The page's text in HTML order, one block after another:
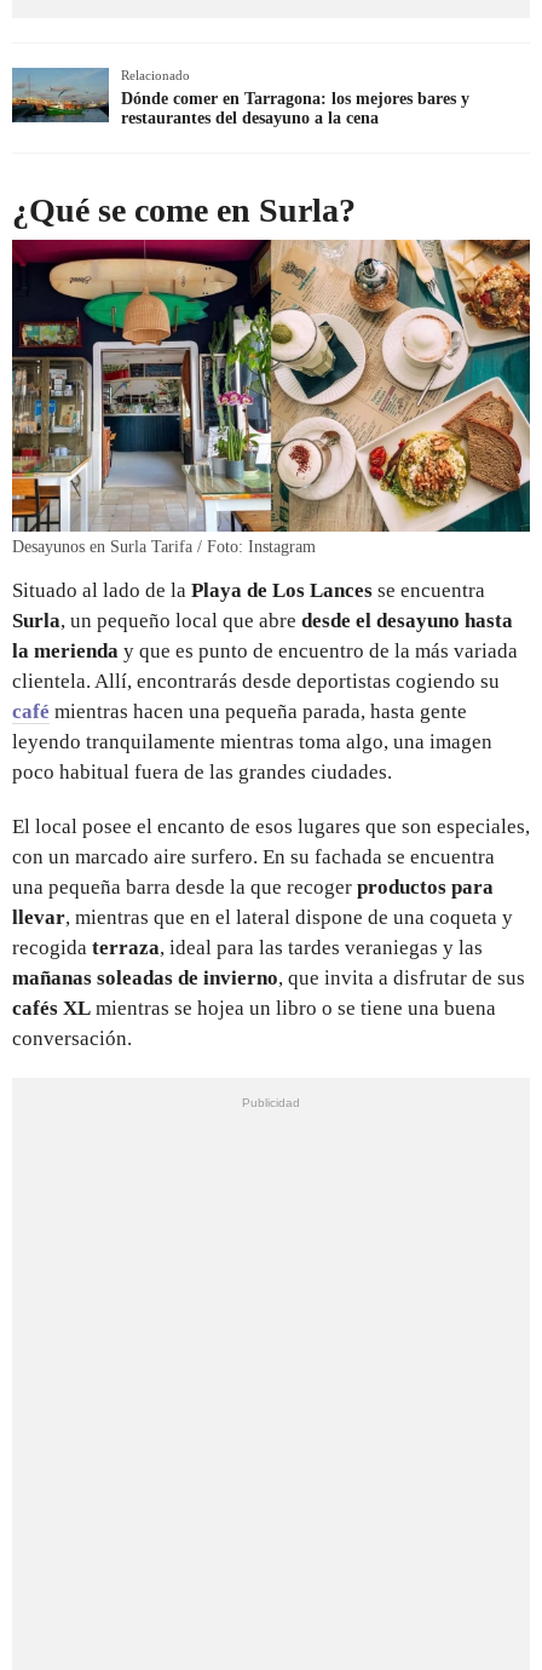
Relacionado
Dónde comer en Tarragona: los mejores bares y
restaurantes del desayuno a la cena
¿Qué se come en Surla?
Desayunos en Surla Tarifa / Foto: Instagram
Situado al lado de la Playa de Los Lances se encuentra
Surla, un pequeño local que abre desde el desayuno hasta
la merienda y que es punto de encuentro de la más variada
clientela. Allí, encontrarás desde deportistas cogiendo su
café mientras hacen una pequeña parada, hasta gente
leyendo tranquilamente mientras toma algo, una imagen
poco habitual fuera de las grandes ciudades.
El local posee el encanto de esos lugares que son especiales,
con un marcado aire surfero. En su fachada se encuentra
una pequeña barra desde la que recoger productos para
llevar, mientras que en el lateral dispone de una coqueta y
recogida terraza, ideal para las tardes veraniegas y las
mañanas soleadas de invierno, que invita a disfrutar de sus
cafés XL mientras se hojea un libro o se tiene una buena
conversación.